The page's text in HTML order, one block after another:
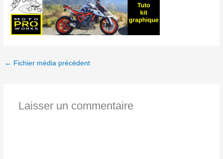
← Fichier média précédent
Laisser un commentaire